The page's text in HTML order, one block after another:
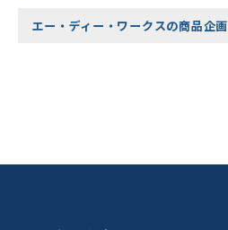
エー・ディー・ワークスの商品企画